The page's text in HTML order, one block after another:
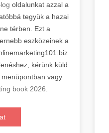
oldalunkat azzal a
tegyük a hazai
térben. Ezt a
eszközeinek a
kérünk küld
vagy
book 2026